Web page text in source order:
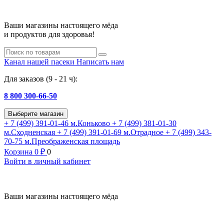
Ваши магазины настоящего мёда
и продуктов для здоровья!
Канал нашей пасеки Написать нам
Для заказов (9 - 21 ч):
8 800 300-66-50
Выберите магазин
+ 7 (499) 391-01-46 м.Коньково + 7 (499) 381-01-30
м.Сходненская + 7 (499) 391-01-69 м.Отрадное + 7 (499) 343-
70-75 м.Преображенская площадь
Корзина 0 ₽ 0
Войти в личный кабинет
Ваши магазины настоящего мёда